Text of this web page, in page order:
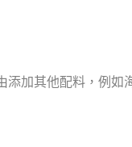
添加其他配料，例如